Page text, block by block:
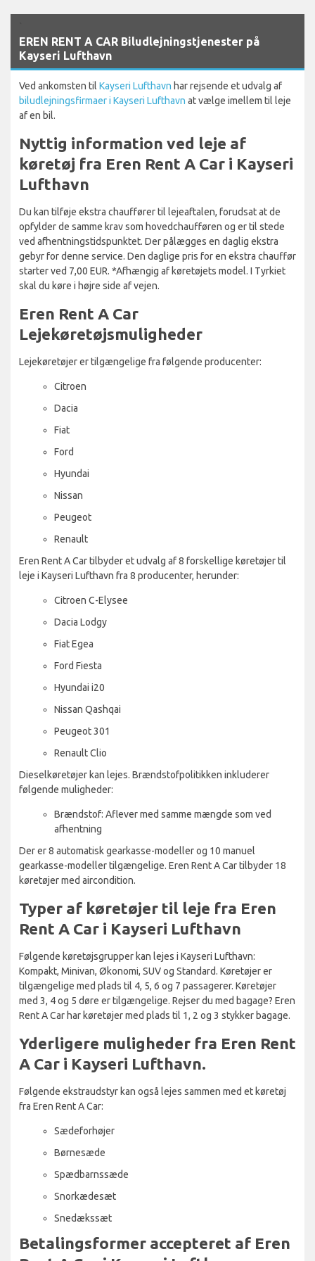
EREN RENT A CAR Biludlejningstjenester på
Kayseri Lufthavn
Ved ankomsten til Kayseri Lufthavn har rejsende et udvalg af
biludlejningsfirmaer i Kayseri Lufthavn at vælge imellem til leje
af en bil.
Nyttig information ved leje af
køretøj fra Eren Rent A Car i Kayseri
Lufthavn
Du kan tilføje ekstra chauffører til lejeaftalen, forudsat at de
opfylder de samme krav som hovedchaufføren og er til stede
ved afhentningstidspunktet. Der pålægges en daglig ekstra
gebyr for denne service. Den daglige pris for en ekstra chauffør
starter ved 7,00 EUR. *Afhængig af køretøjets model. I Tyrkiet
skal du køre i højre side af vejen.
Eren Rent A Car
Lejekøretøjsmuligheder
Lejekøretøjer er tilgængelige fra følgende producenter:
Citroen
Dacia
Fiat
Ford
Hyundai
Nissan
Peugeot
Renault
Eren Rent A Car tilbyder et udvalg af 8 forskellige køretøjer til
leje i Kayseri Lufthavn fra 8 producenter, herunder:
Citroen C-Elysee
Dacia Lodgy
Fiat Egea
Ford Fiesta
Hyundai i20
Nissan Qashqai
Peugeot 301
Renault Clio
Dieselkøretøjer kan lejes. Brændstofpolitikken inkluderer
følgende muligheder:
Brændstof: Aflever med samme mængde som ved
afhentning
Der er 8 automatisk gearkasse-modeller og 10 manuel
gearkasse-modeller tilgængelige. Eren Rent A Car tilbyder 18
køretøjer med aircondition.
Typer af køretøjer til leje fra Eren
Rent A Car i Kayseri Lufthavn
Følgende køretøjsgrupper kan lejes i Kayseri Lufthavn:
Kompakt, Minivan, Økonomi, SUV og Standard. Køretøjer er
tilgængelige med plads til 4, 5, 6 og 7 passagerer. Køretøjer
med 3, 4 og 5 døre er tilgængelige. Rejser du med bagage? Eren
Rent A Car har køretøjer med plads til 1, 2 og 3 stykker bagage.
Yderligere muligheder fra Eren Rent
A Car i Kayseri Lufthavn.
Følgende ekstraudstyr kan også lejes sammen med et køretøj
fra Eren Rent A Car:
Sædeforhøjer
Børnesæde
Spædbarnssæde
Snorkædesæt
Snedækssæt
Betalingsformer accepteret af Eren